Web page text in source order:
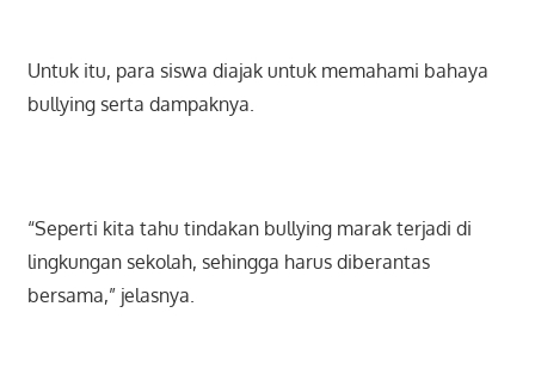
Untuk itu, para siswa diajak untuk memahami bahaya
bullying serta dampaknya.
“Seperti kita tahu tindakan bullying marak terjadi di
lingkungan sekolah, sehingga harus diberantas
bersama,” jelasnya.